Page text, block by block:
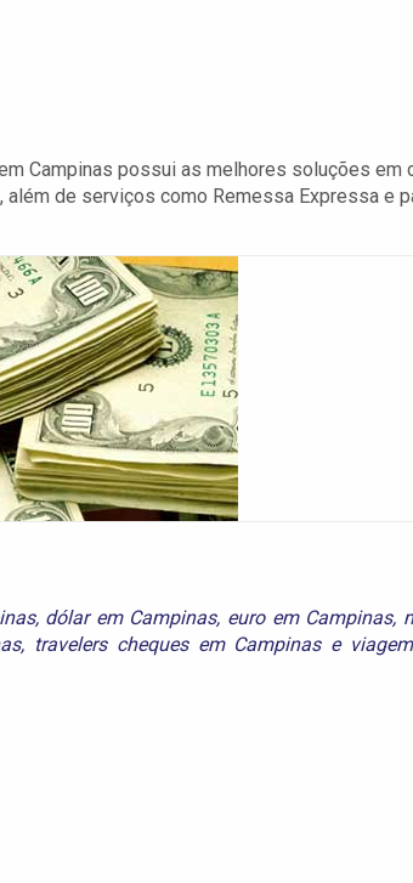
Campinas possui as melhores soluções em
de serviços como Remessa Expressa e
, dólar em Campinas, euro em Campinas,
, travelers cheques em Campinase